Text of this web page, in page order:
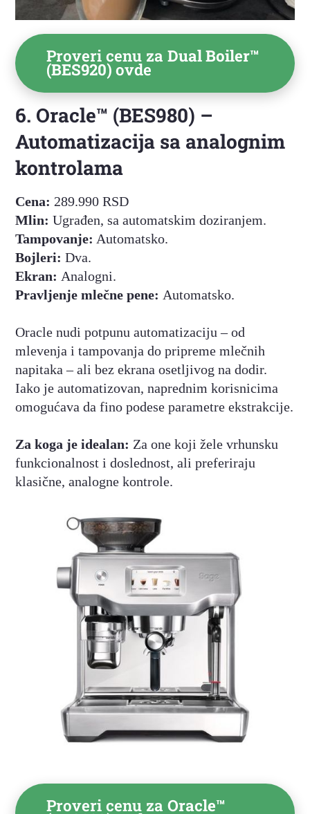
Proveri cenu zaDual Boiler™
(BES920)ovde
6. Oracle™ (BES980) –
Automatizacija sa analognim
kontrolama
Cena: 289.990 RSD
Mlin: Ugrađen, sa automatskim doziranjem.
Tampovanje: Automatsko.
Bojleri: Dva.
Ekran: Analogni.
Pravljenje mlečne pene: Automatsko.
Oracle nudi potpunu automatizaciju – od
mlevenja i tampovanja do pripreme mlečnih
napitaka – ali bez ekrana osetljivog na dodir.
Iako je automatizovan, naprednim korisnicima
omogućava da fino podese parametre ekstrakcije.
Za koga je idealan: Za one koji žele vrhunsku
funkcionalnost i doslednost, ali preferiraju
klasične, analogne kontrole.
Proveri cenu zaOracle™